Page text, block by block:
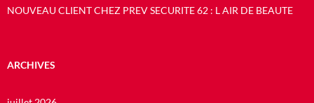
NOUVEAU CLIENT CHEZ PREV SECURITE 62 : L AIR DE BEAUTE
ARCHIVES